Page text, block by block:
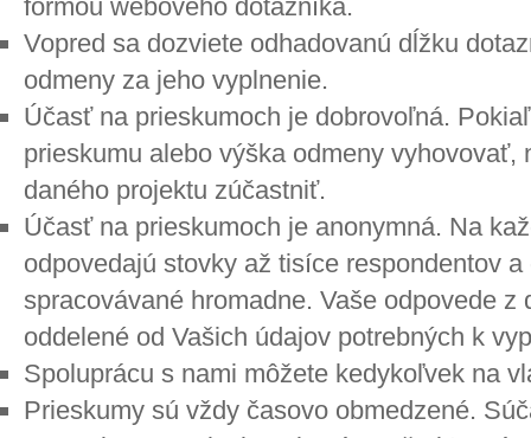
formou webového dotazníka.
Vopred sa dozviete odhadovanú dĺžku
odmeny za jeho vyplnenie.
Účasť na prieskumoch je dobrovoľná.
prieskumu alebo výška odmeny vyhovovať,
daného projektu zúčastniť.
Účasť na prieskumoch je anonymná. Na
odpovedajú stovky až tisíce respondentov
spracovávané hromadne. Vaše odpovede z
oddelené od Vašich údajov potrebných k
Spoluprácu s nami môžete kedykoľvek na
Prieskumy sú vždy časovo obmedzené.